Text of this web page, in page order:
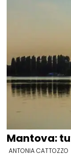
Mantova:
ANTONIA CATTOZZO